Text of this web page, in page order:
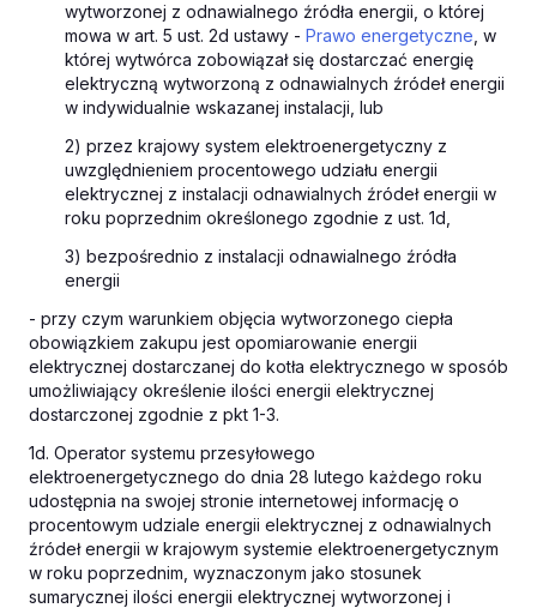
wytworzonej z odnawialnego źródła energii, o której
mowa w art. 5 ust. 2d ustawy - Prawo energetyczne , w
której wytwórca zobowiązał się dostarczać energię
elektryczną wytworzoną z odnawialnych źródeł energii
w indywidualnie wskazanej instalacji, lub
2) przez krajowy system elektroenergetyczny z
uwzględnieniem procentowego udziału energii
elektrycznej z instalacji odnawialnych źródeł energii w
roku poprzednim określonego zgodnie z ust. 1d,
3) bezpośrednio z instalacji odnawialnego źródła
energii
- przy czym warunkiem objęcia wytworzonego ciepła
obowiązkiem zakupu jest opomiarowanie energii
elektrycznej dostarczanej do kotła elektrycznego w sposób
umożliwiający określenie ilości energii elektrycznej
dostarczonej zgodnie z pkt 1-3.
1d. Operator systemu przesyłowego
elektroenergetycznego do dnia 28 lutego każdego roku
udostępnia na swojej stronie internetowej informację o
procentowym udziale energii elektrycznej z odnawialnych
źródeł energii w krajowym systemie elektroenergetycznym
w roku poprzednim, wyznaczonym jako stosunek
sumarycznej ilości energii elektrycznej wytworzonej i